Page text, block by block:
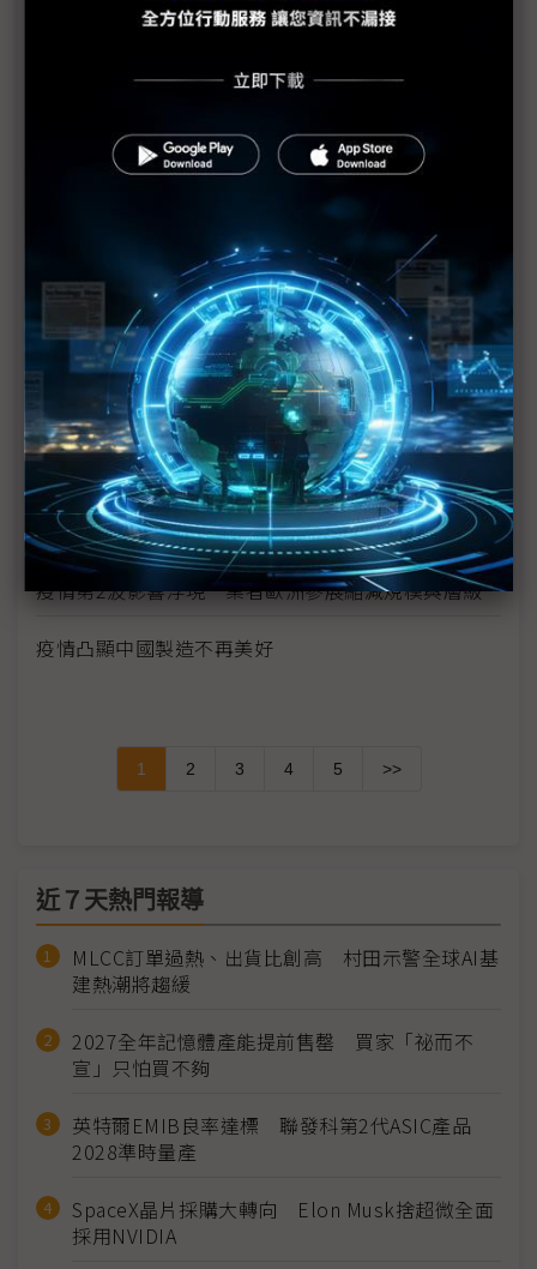
PCB產業加班需求與法規衝突待解決
蘋果示警下修1Q20財測 RF元件與記憶體供應商也
美日韓等42國一致同意 強化半導體技術出口管制
（Daily Issue）供應鏈全球化重新布局 中國世界工
手機供應鏈砍單已不可免 台系IC設計2Q業績承壓
疫情衝擊5G手機短期出貨 超薄型FoD封測放量延至
供需趨緊造成短期漲價 華新科非中國廠區稼動率滿
華為晶片自主阻力一波波 轉單中芯營運風險增
疫情第2波影響浮現 業者歐洲參展縮減規模與層級
疫情凸顯中國製造不再美好
1 2 3 4 5 >>
近７天熱門報導
MLCC訂單過熱、出貨比創高 村田示警全球AI基
建熱潮將趨緩
2027全年記憶體產能提前售罄 買家「祕而不
宣」只怕買不夠
英特爾EMIB良率達標 聯發科第2代ASIC產品
2028準時量產
SpaceX晶片採購大轉向 Elon Musk捨超微全面
採用NVIDIA